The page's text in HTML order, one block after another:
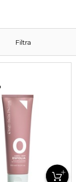
Filtra